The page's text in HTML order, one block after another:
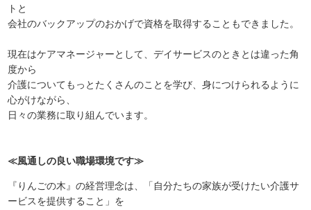
トと
会社のバックアップのおかげで資格を取得することもできました。
現在はケアマネージャーとして、デイサービスのときとは違った角
度から
介護についてもっとたくさんのことを学び、身につけられるように
心がけながら、
日々の業務に取り組んでいます。
≪風通しの良い職場環境です≫
『りんごの木』の経営理念は、「自分たちの家族が受けたい介護サ
ービスを提供すること」を